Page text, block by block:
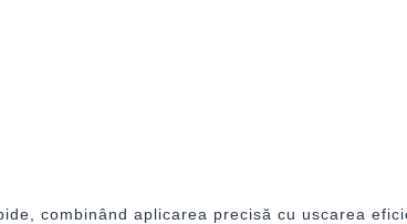
combinând aplicarea precisă cu uscarea